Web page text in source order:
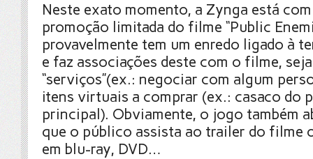
Neste exato momento, a Zynga está
promoção limitada do filme “Public
provavelmente tem um enredo ligado à
e faz associações deste com o filme,
“serviços”(ex.: negociar com algum
itens virtuais a comprar (ex.: casaco do
principal). Obviamente, o jogo também
que o público assista ao trailer do filme
em blu-ray, DVD…